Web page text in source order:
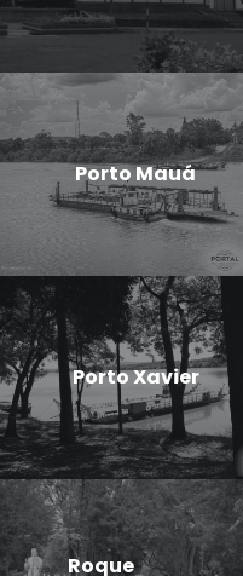
Porto Mauá
Porto Xavier
Roque